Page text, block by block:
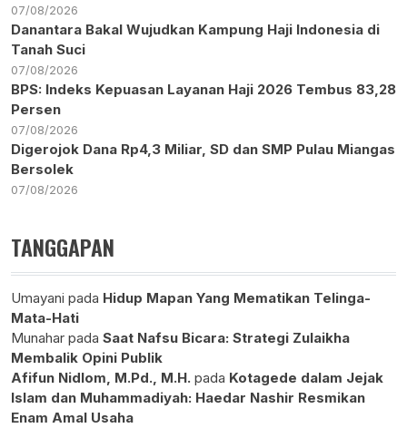
07/08/2026
Danantara Bakal Wujudkan Kampung Haji Indonesia di
Tanah Suci
07/08/2026
BPS: Indeks Kepuasan Layanan Haji 2026 Tembus 83,28
Persen
07/08/2026
Digerojok Dana Rp4,3 Miliar, SD dan SMP Pulau Miangas
Bersolek
07/08/2026
TANGGAPAN
Umayani pada Hidup Mapan Yang Mematikan Telinga-
Mata-Hati
Munahar pada Saat Nafsu Bicara: Strategi Zulaikha
Membalik Opini Publik
Afifun Nidlom, M.Pd., M.H. pada Kotagede dalam Jejak
Islam dan Muhammadiyah: Haedar Nashir Resmikan
Enam Amal Usaha